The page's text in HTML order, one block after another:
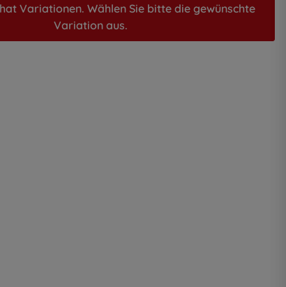
Variationen. Wählen Sie bitte die gewünschte
Variation aus.